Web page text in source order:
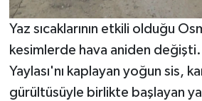
Yaz sıcaklarının etkili olduğu
kesimlerde hava aniden
Yaylası'nı kaplayan yoğun sis,
gürültüsüyle birlikte başlayan